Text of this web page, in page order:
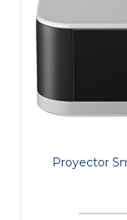
Proyector